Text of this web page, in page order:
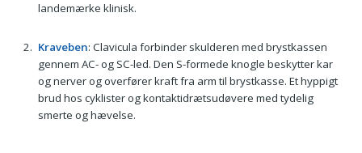
landemærke klinisk.
Kraveben: Clavicula forbinder skulderen med brystkassen
gennem AC- og SC-led. Den S-formede knogle beskytter kar
og nerver og overfører kraft fra arm til brystkasse. Et hyppigt
brud hos cyklister og kontaktidrætsudøvere med tydelig
smerte og hævelse.